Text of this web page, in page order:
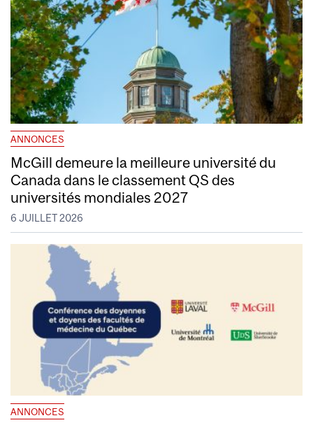
ANNONCES
McGill demeure la meilleure université du
Canada dans le classement QS des
universités mondiales 2027
6 JUILLET 2026
ANNONCES